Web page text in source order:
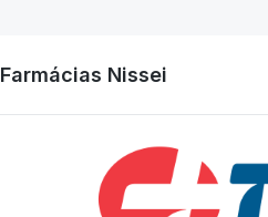
Farmácias Nissei